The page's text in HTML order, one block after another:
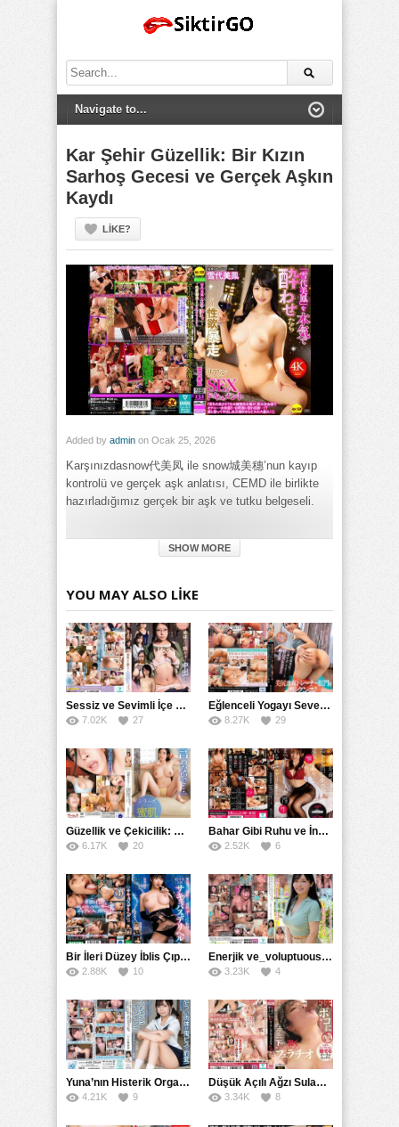
Search
for:
Kar Şehir Güzellik: Bir Kızın
Sarhoş Gecesi ve Gerçek Aşkın
Kaydı
LIKE?
Added by admin on Ocak 25, 2026
Karşınızdasnow代美凤 ile snow城美穗’nun kayıp
kontrolü ve gerçek aşk anlatısı, CEMD ile birlikte
hazırladığımız gerçek bir aşk ve tutku belgeseli.
Kaydı izle,Kar Şehir Güzellik: Bir Kızın Sarhoş Gecesi ve
Gerçek Aşkın Kaydı porno izle,Kar Şehir Güzellik: Bir Kızın
Sarhoş Gecesi ve Gerçek Aşkın Kaydı türkçe altyazılı izle
SHOW MORE
YOU MAY ALSO LIKE
Sessiz ve Sevimli İçe Dönükler İçin Kremalı Pastalar: 后藤えmi ve KTRA’nın Özel Tarifesi
7.02K 27
Eğlenceli Yogayı Seven Bir Kadınla Seks Deneyimi
8.27K 29
Güzellik ve Çekicilik: Bir İşyeri Kadininin Hikayesi
6.17K 20
Bahar Gibi Ruhu ve İncelikle Doldurmak
2.52K 6
Bir İleri Düzey İblis Çıplak Teslimat Görevlisi, İnce Bedeni ve Şeytani Becerileriyle Sizi Sürekli BoşaltacakMDBK
2.88K 10
Enerjik ve_voluptuous Üniversite Kızının H Kupa Büyüklüğündeki Göğüsleri ve Çılgın Orgazmı
3.23K 4
Yuna’nın Histerik Orgazmı: Genç Kızın Savage Hareketlerle Ulaştığı Şiddetli Coşkuları
4.21K 9
Düşük Açılı Ağzı Sulama Teknikleri ve AGMX İlişkisi
3.34K 8